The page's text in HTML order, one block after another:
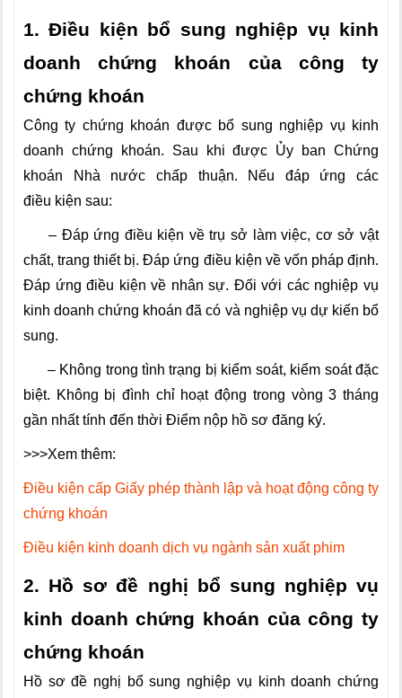
1. Điều kiện bổ sung nghiệp vụ kinh
doanh chứng khoán của công ty
chứng khoán
Công ty chứng khoán được bổ sung nghiệp vụ kinh
doanh chứng khoán. Sau khi được Ủy ban Chứng
khoán Nhà nước chấp thuận. Nếu đáp ứng các
điều kiện sau:
– Đáp ứng điều kiện về trụ sở làm việc, cơ sở vật
chất, trang thiết bị. Đáp ứng điều kiện về vốn pháp định.
Đáp ứng điều kiện về nhân sự. Đối với các nghiệp vụ
kinh doanh chứng khoán đã có và nghiệp vụ dự kiến bổ
sung.
– Không trong tình trạng bị kiểm soát, kiểm soát đặc
biệt. Không bị đình chỉ hoạt động trong vòng 3 tháng
gần nhất tính đến thời Điểm nộp hồ sơ đăng ký.
>>>Xem thêm:
Điều kiện cấp Giấy phép thành lập và hoạt động công ty
chứng khoán
Điều kiện kinh doanh dịch vụ ngành sản xuất phim
2. Hồ sơ đề nghị bổ sung nghiệp vụ
kinh doanh chứng khoán của công ty
chứng khoán
Hồ sơ đề nghị bổ sung nghiệp vụ kinh doanh chứng